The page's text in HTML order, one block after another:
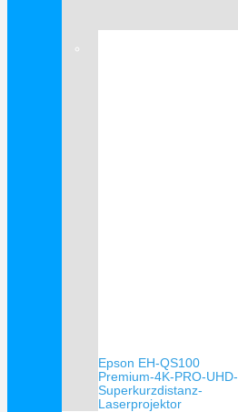
Epson EH-QS100
Premium-4K-PRO-UHD-
Superkurzdistanz-
Laserprojektor